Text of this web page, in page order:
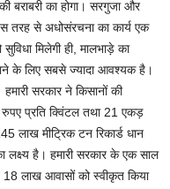
बराबरी का होगा। सरगुजा और
तरह से अधोसंरचना का कार्य एक
मिलेगी ही, मालभाड़े का
के लिए सबसे ज्यादा आवश्यक है।
सरकार ने किसानों की
प्रति क्विंटल तथा 21 एकड़
लाख मीट्रिक टन रिकार्ड धान
लक्ष्य है। हमारी सरकार के एक साल
लाख आवासों को स्वीकृत किया